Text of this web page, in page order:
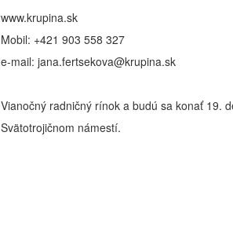
www.krupina.sk
Mobil: +421 903 558 327
e-mail: jana.fertsekova@krupina.sk
Vianočný radničný rínok a budú sa konať 19.
Svätotrojičnom námestí.